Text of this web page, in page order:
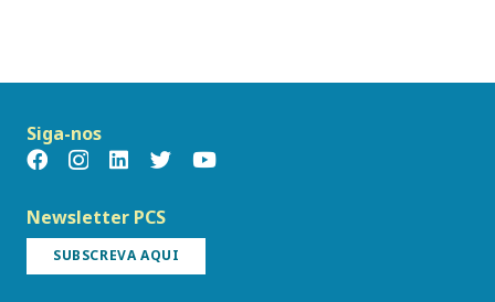
Siga-nos
Newsletter PCS
SUBSCREVA AQUI